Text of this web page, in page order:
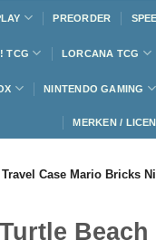
PREORDER
TCG LORCANA TCG
NINTENDO GAMING
MERKEN /
Case Mario Bricks
Turtle Beach